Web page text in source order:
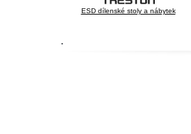
ESD dílenské stoly a nábytek
.